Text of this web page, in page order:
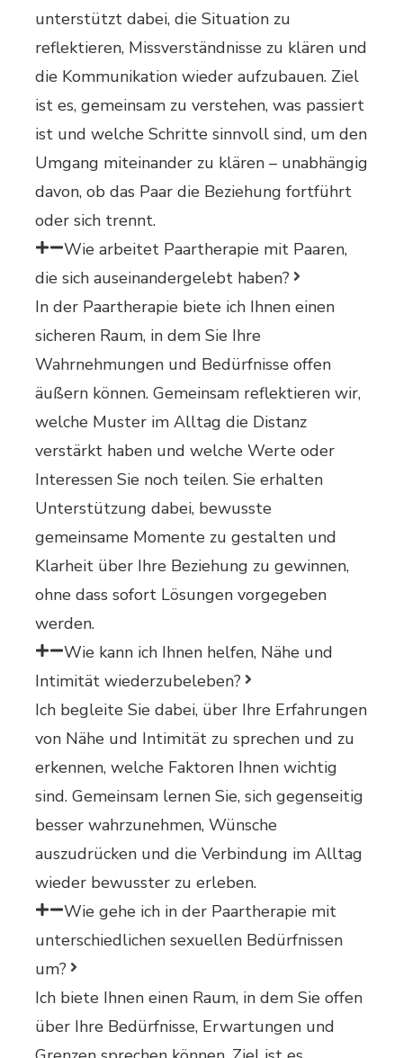
unterstützt dabei, die Situation zu
reflektieren, Missverständnisse zu klären und
die Kommunikation wieder aufzubauen. Ziel
ist es, gemeinsam zu verstehen, was passiert
ist und welche Schritte sinnvoll sind, um den
Umgang miteinander zu klären – unabhängig
davon, ob das Paar die Beziehung fortführt
oder sich trennt.
Wie arbeitet Paartherapie mit Paaren,
die sich auseinandergelebt haben?
In der Paartherapie biete ich Ihnen einen
sicheren Raum, in dem Sie Ihre
Wahrnehmungen und Bedürfnisse offen
äußern können. Gemeinsam reflektieren wir,
welche Muster im Alltag die Distanz
verstärkt haben und welche Werte oder
Interessen Sie noch teilen. Sie erhalten
Unterstützung dabei, bewusste
gemeinsame Momente zu gestalten und
Klarheit über Ihre Beziehung zu gewinnen,
ohne dass sofort Lösungen vorgegeben
werden.
Wie kann ich Ihnen helfen, Nähe und
Intimität wiederzubeleben?
Ich begleite Sie dabei, über Ihre Erfahrungen
von Nähe und Intimität zu sprechen und zu
erkennen, welche Faktoren Ihnen wichtig
sind. Gemeinsam lernen Sie, sich gegenseitig
besser wahrzunehmen, Wünsche
auszudrücken und die Verbindung im Alltag
wieder bewusster zu erleben.
Wie gehe ich in der Paartherapie mit
unterschiedlichen sexuellen Bedürfnissen
um?
Ich biete Ihnen einen Raum, in dem Sie offen
über Ihre Bedürfnisse, Erwartungen und